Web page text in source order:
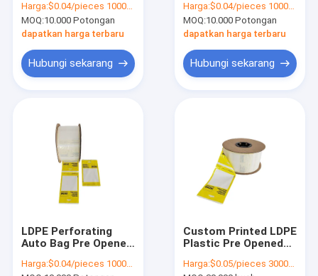
Produk
Video
Tentang Kami
Printing Untuk Auto
Packing
Harga:$0.04/pieces 10000-199999 pieces
MOQ:10.000 Potongan
dapatkan harga terbaru
Hubungi sekarang
Plastic Packaging
Bag
Harga:$0.04/pieces 10000-199999 pieces
MOQ:10.000 Potongan
dapatkan harga terbaru
Hubungi sekarang
LDPE Perforating
Auto Bag Pre Opened
untuk Bagging
Harga:$0.04/pieces 10000-199999 pieces
Custom Printed LDPE
Plastic Pre Opened
Fan Lipat Kantong
Harga:$0.05/pieces 30000-299999 pieces